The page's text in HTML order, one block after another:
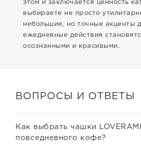
этом и заключается ценность
выбираете не просто
небольшие, но точные акценты
ежедневные действия
осознанными и красивыми.
ВОПРОСЫ И ОТВЕТЫ
Как выбрать чашки
повседневного кофе?